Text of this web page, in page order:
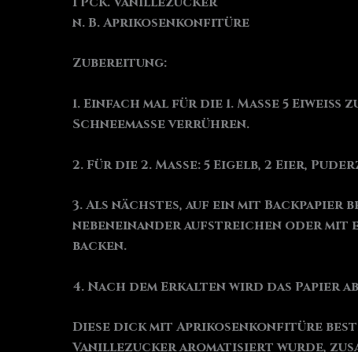
n. B. Aprikosenkonfitüre
Zubereitung:
1. Einfach mal für die 1. Masse 5
Schneemasse verrühren.
2. Für die 2. Masse: 5 Eigelb, 2 Eier,
3. Als nächstes, auf ein mit Backpapier
nebeneinander aufstreichen oder mit
backen.
4. Nach dem Erkalten wird das
Diese dick mit Aprikosenkonfitüre
Vanillezucker aromatisiert wurde,